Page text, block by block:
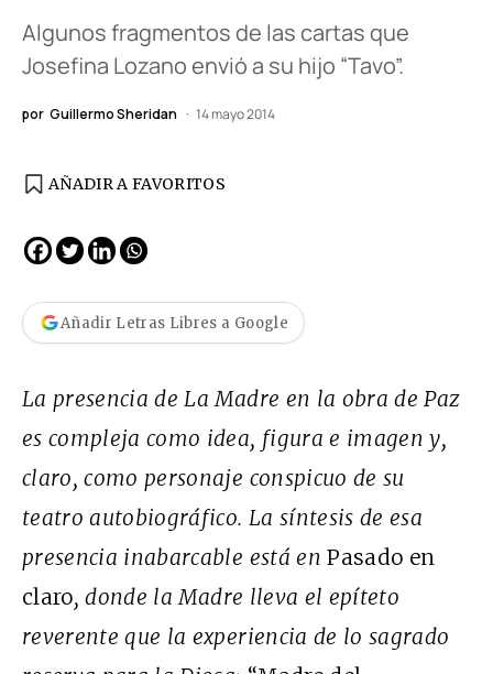
Algunos fragmentos de las cartas que
Josefina Lozano envió a su hijo “Tavo”.
por Guillermo Sheridan 14 mayo 2014
AÑADIR A FAVORITOS
Añadir Letras Libres a Google
La presencia de La Madre en la obra de Paz
es compleja como idea, figura e imagen y,
claro, como personaje conspicuo de su
teatro autobiográfico. La síntesis de esa
presencia inabarcable está enPasado en
claro, donde la Madre lleva el epíteto
reverente que la experiencia de lo sagrado